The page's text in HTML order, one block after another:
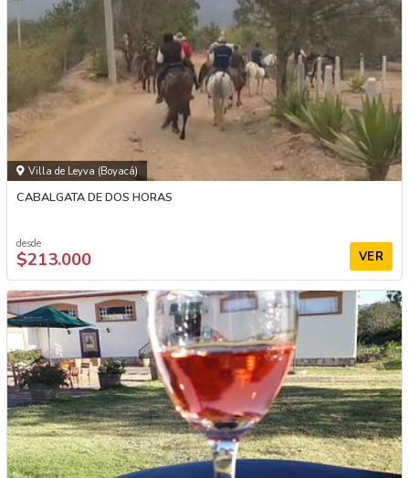
Villa de Leyva (Boyacá)
CABALGATA DE DOS HORAS
desde
$213.000 VER